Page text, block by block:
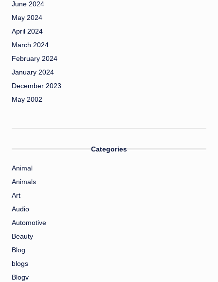
June 2024
May 2024
April 2024
March 2024
February 2024
January 2024
December 2023
May 2002
Categories
Animal
Animals
Art
Audio
Automotive
Beauty
Blog
blogs
Blogv